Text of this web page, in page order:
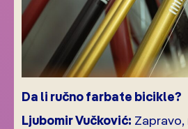
Da li ručno farbate bicikle?
Ljubomir Vučković: Zapravo,